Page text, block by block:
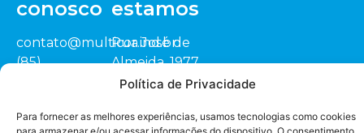
Política de Privacidade
Para fornecer as melhores experiências, usamos tecnologias como cookies
conosco
contato@multicor.ind.br
(85)
estamos
Rua José de
Almeida, 1977
Sitio Cardeais,
Jaguaruana/CE
representante